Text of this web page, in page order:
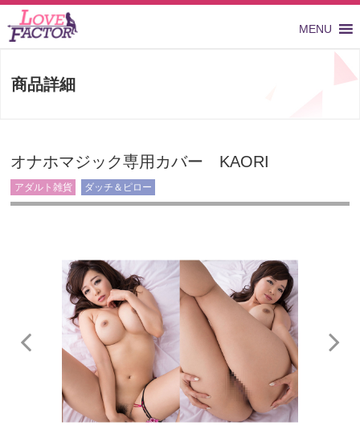
MENU
商品詳細
オナホマジック専用カバー KAORI
アダルト雑貨 ダッチ＆ピロー